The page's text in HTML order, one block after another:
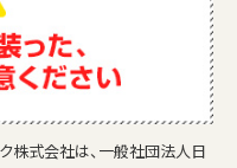
株式会社は、一般社団法人日